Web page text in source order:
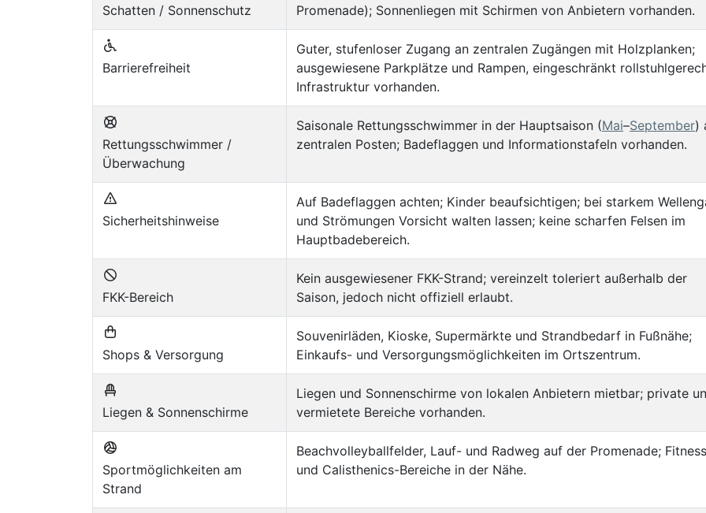
Schatten / Sonnenschutz
Promenade); Sonnenliegen mit Schirmen von Anbietern vorhanden.
Barrierefreiheit
Guter, stufenloser Zugang an zentralen Zugängen mit Holzplanken;
ausgewiesene Parkplätze und Rampen, eingeschränkt
Infrastruktur vorhanden.
Rettungsschwimmer /
Überwachung
Saisonale Rettungsschwimmer in der Hauptsaison (Mai–September)
zentralen Posten; Badeflaggen und Informationstafeln vorhanden.
Sicherheitshinweise
Auf Badeflaggen achten; Kinder beaufsichtigen; bei starkem
und Strömungen Vorsicht walten lassen; keine scharfen Felsen im
Hauptbadebereich.
FKK-Bereich
Kein ausgewiesener FKK-Strand; vereinzelt toleriert außerhalb der
Saison, jedoch nicht offiziell erlaubt.
Shops & Versorgung
Souvenirläden, Kioske, Supermärkte und Strandbedarf in Fußnähe;
Einkaufs- und Versorgungsmöglichkeiten im Ortszentrum.
Liegen & Sonnenschirme
Liegen und Sonnenschirme von lokalen Anbietern mietbar; private
vermietete Bereiche vorhanden.
Sportmöglichkeiten am
Strand
Beachvolleyballfelder, Lauf- und Radweg auf der Promenade;
und Calisthenics-Bereiche in der Nähe.